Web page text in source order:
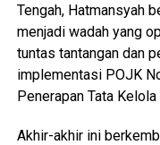
Tengah, Hatmansyah
menjadi wadah yang
tuntas tantangan dan
implementasi POJK
Penerapan Tata
Akhir-akhir ini